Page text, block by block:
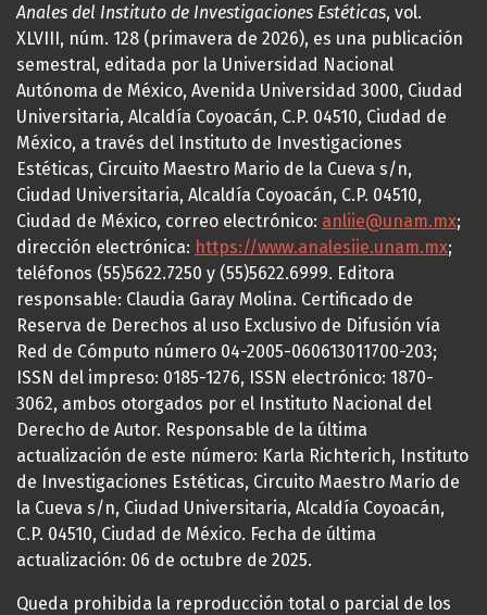
Anales del Instituto de Investigaciones Estéticas, vol.
XLVIII, núm. 128 (primavera de 2026), es una publicación
semestral, editada por la Universidad Nacional
Autónoma de México, Avenida Universidad 3000, Ciudad
Universitaria, Alcaldía Coyoacán, C.P. 04510, Ciudad de
México, a través del Instituto de Investigaciones
Estéticas, Circuito Maestro Mario de la Cueva s/n,
Ciudad Universitaria, Alcaldía Coyoacán, C.P. 04510,
Ciudad de México, correo electrónico: anliie@unam.mx;
dirección electrónica: https://www.analesiie.unam.mx;
teléfonos (55)5622.7250 y (55)5622.6999. Editora
responsable: Claudia Garay Molina. Certificado de
Reserva de Derechos al uso Exclusivo de Difusión vía
Red de Cómputo número 04-2005-060613011700-203;
ISSN del impreso: 0185-1276, ISSN electrónico: 1870-
3062, ambos otorgados por el Instituto Nacional del
Derecho de Autor. Responsable de la última
actualización de este número: Karla Richterich, Instituto
de Investigaciones Estéticas, Circuito Maestro Mario de
la Cueva s/n, Ciudad Universitaria, Alcaldía Coyoacán,
C.P. 04510, Ciudad de México. Fecha de última
actualización: 06 de octubre de 2025.
Queda prohibida la reproducción total o parcial de los